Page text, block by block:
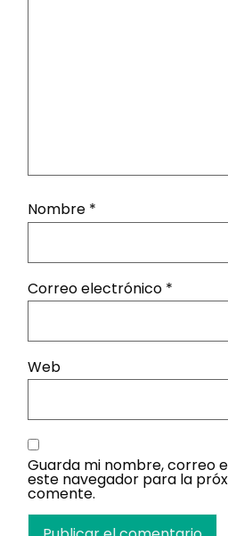
Nombre *
Correo electrónico *
Web
Guarda mi nombre, correo
este navegador para la
comente.